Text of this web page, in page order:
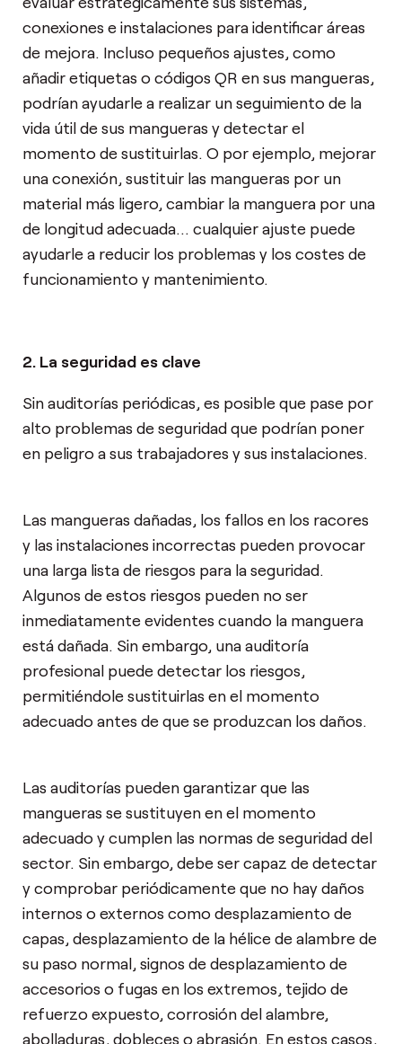
conexiones e instalaciones para identificar áreas
de mejora. Incluso pequeños ajustes, como
añadir etiquetas o códigos QR en sus mangueras,
podrían ayudarle a realizar un seguimiento de la
vida útil de sus mangueras y detectar el
momento de sustituirlas. O por ejemplo, mejorar
una conexión, sustituir las mangueras por un
material más ligero, cambiar la manguera por una
de longitud adecuada... cualquier ajuste puede
ayudarle a reducir los problemas y los costes de
funcionamiento y mantenimiento.
2. La seguridad es clave
Sin auditorías periódicas, es posible que pase por
alto problemas de seguridad que podrían poner
en peligro a sus trabajadores y sus instalaciones.
Las mangueras dañadas, los fallos en los racores
y las instalaciones incorrectas pueden provocar
una larga lista de riesgos para la seguridad.
Algunos de estos riesgos pueden no ser
inmediatamente evidentes cuando la manguera
está dañada. Sin embargo, una auditoría
profesional puede detectar los riesgos,
permitiéndole sustituirlas en el momento
adecuado antes de que se produzcan los daños.
Las auditorías pueden garantizar que las
mangueras se sustituyen en el momento
adecuado y cumplen las normas de seguridad del
sector. Sin embargo, debe ser capaz de detectar
y comprobar periódicamente que no hay daños
internos o externos como desplazamiento de
capas, desplazamiento de la hélice de alambre de
su paso normal, signos de desplazamiento de
accesorios o fugas en los extremos, tejido de
refuerzo expuesto, corrosión del alambre,
abolladuras, dobleces o abrasión. En estos casos,